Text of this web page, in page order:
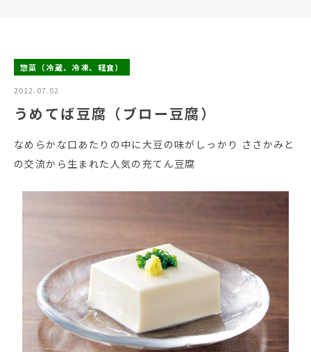
惣菜（冷蔵、冷凍、軽食）
2012.07.02
うめてば豆腐（ブロー豆腐）
なめらかな口あたりの中に大豆の味がしっかり ささかみと
の交流から生まれた人気の充てん豆腐